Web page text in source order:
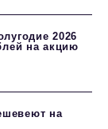
2026
на акцию
на